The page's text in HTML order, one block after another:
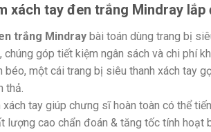
xách tay đen trắng Mindray
trắng Mindray bài toán dùng trang bị
góp tiết kiệm ngân sách và chi phí
một cái trang bị siêu thanh xách tay
thả.
tay giúp chưng sĩ hoàn toàn có thể
lượng cao chẩn đoán & tăng tốc tính hoạt